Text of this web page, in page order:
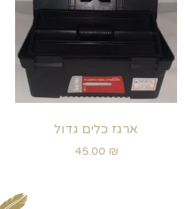
ארגז כלים גדול
45.00 ₪